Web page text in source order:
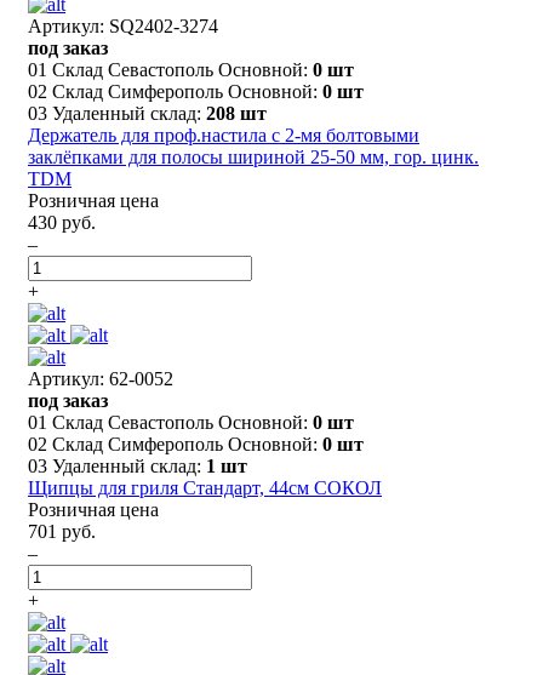
Артикул: SQ2402-3274
под заказ
01 Склад Севастополь Основной: 0 шт
02 Склад Симферополь Основной: 0 шт
03 Удаленный склад: 208 шт
Держатель для проф.настила с 2-мя болтовыми
заклёпками для полосы шириной 25-50 мм, гор. цинк.
TDM
Розничная цена
430 руб.
–
+
Артикул: 62-0052
под заказ
01 Склад Севастополь Основной: 0 шт
02 Склад Симферополь Основной: 0 шт
03 Удаленный склад: 1 шт
Щипцы для гриля Стандарт, 44см СОКОЛ
Розничная цена
701 руб.
–
+